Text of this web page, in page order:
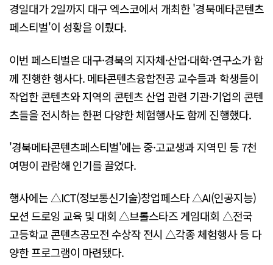
경일대가 2일까지 대구 엑스코에서 개최한 '경북메타콘텐츠
페스티벌'이 성황을 이뤘다.
이번 페스티벌은 대구·경북의 지자체·산업·대학·연구소가 함
께 진행한 행사다. 메타콘텐츠융합전공 교수들과 학생들이
작업한 콘텐츠와 지역의 콘텐츠 산업 관련 기관·기업의 콘텐
츠들을 전시하는 한편 다양한 체험행사도 함께 진행했다.
'경북메타콘텐츠페스티벌'에는 중·고교생과 지역민 등 7천
여명이 관람해 인기를 끌었다.
행사에는 △ICT(정보통신기술)창업페스타 △AI(인공지능)
모션 드로잉 교육 및 대회 △브롤스타즈 게임대회 △전국
고등학교 콘텐츠공모전 수상작 전시 △각종 체험행사 등 다
양한 프로그램이 마련됐다.